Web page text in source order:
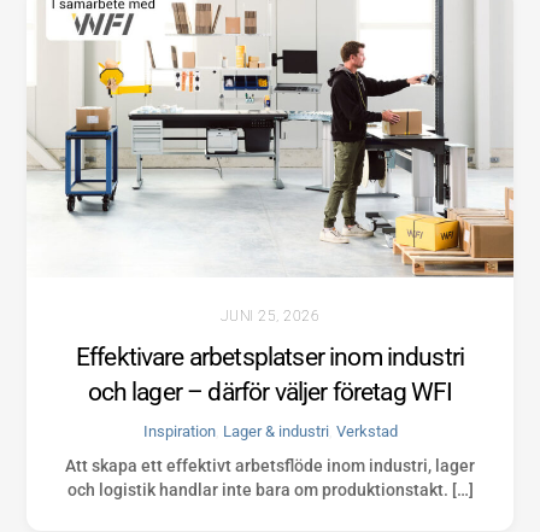
JUNI 25, 2026
Effektivare arbetsplatser inom industri
och lager – därför väljer företag WFI
Inspiration, Lager & industri, Verkstad
Att skapa ett effektivt arbetsflöde inom industri, lager
och logistik handlar inte bara om produktionstakt. […]